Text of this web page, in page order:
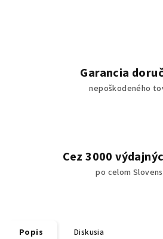
Garancia
nepoškodeného
Cez 3000
po celom
Popis Diskusia